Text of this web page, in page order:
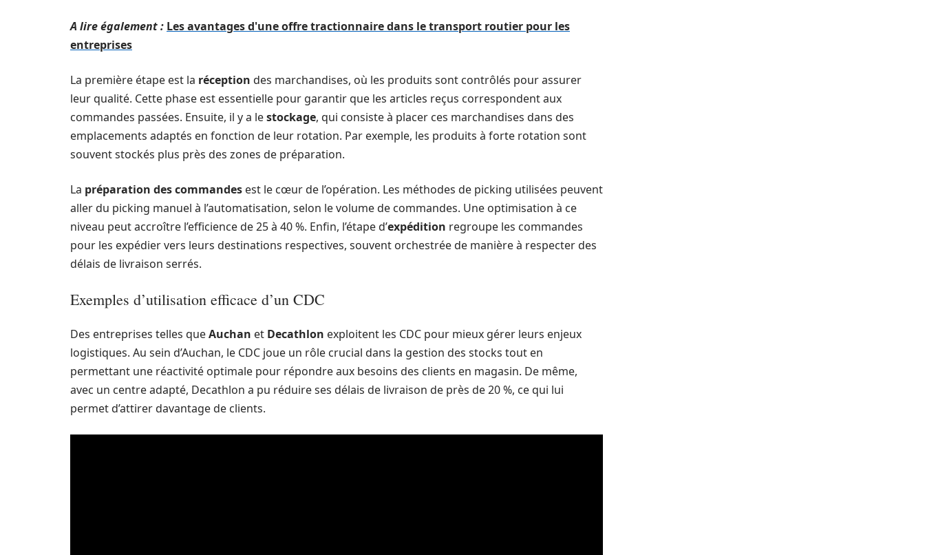
A lire également : Les avantages d'une offre tractionnaire dans le transport routier pour les
entreprises
La première étape est la réception des marchandises, où les produits sont contrôlés pour assurer
leur qualité. Cette phase est essentielle pour garantir que les articles reçus correspondent aux
commandes passées. Ensuite, il y a lestockage, qui consiste à placer ces marchandises dans des
emplacements adaptés en fonction de leur rotation. Par exemple, les produits à forte rotation sont
souvent stockés plus près des zones de préparation.
La préparation des commandes est le cœur de l’opération. Les méthodes de picking utilisées peuvent
aller du picking manuel à l’automatisation, selon le volume de commandes. Une optimisation à ce
niveau peut accroître l’efficience de 25 à 40 %. Enfin, l’étape d’expédition regroupe les commandes
pour les expédier vers leurs destinations respectives, souvent orchestrée de manière à respecter des
délais de livraison serrés.
Exemples d’utilisation efficace d’un CDC
Des entreprises telles queAuchan et Decathlon exploitent les CDC pour mieux gérer leurs enjeux
logistiques. Au sein d’Auchan, le CDC joue un rôle crucial dans la gestion des stocks tout en
permettant une réactivité optimale pour répondre aux besoins des clients en magasin. De même,
avec un centre adapté, Decathlon a pu réduire ses délais de livraison de près de 20 %, ce qui lui
permet d’attirer davantage de clients.